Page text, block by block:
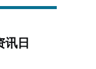
讯日